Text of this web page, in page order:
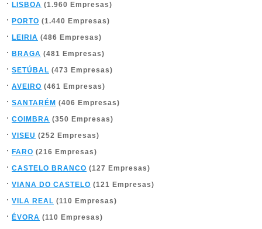
LISBOA (1.960 Empresas)
PORTO (1.440 Empresas)
LEIRIA (486 Empresas)
BRAGA (481 Empresas)
SETÚBAL (473 Empresas)
AVEIRO (461 Empresas)
SANTARÉM (406 Empresas)
COIMBRA (350 Empresas)
VISEU (252 Empresas)
FARO (216 Empresas)
CASTELO BRANCO (127 Empresas)
VIANA DO CASTELO (121 Empresas)
VILA REAL (110 Empresas)
ÉVORA (110 Empresas)